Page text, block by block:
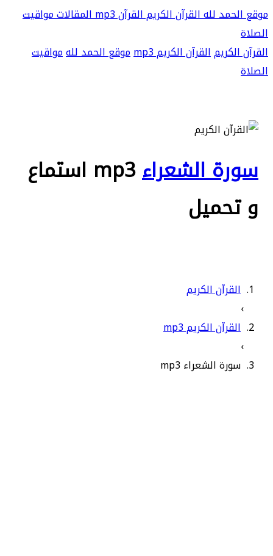
موقع الحمد للهالقرآن الكريمالقرآن mp3 المقالاتمواقيت
الصلاة
القرآن الكريمالقرآن الكريم mp3 موقع الحمد للهمواقيت
الصلاة
سورة الشعراء
mp3 استماع
و تحميل
القرآن الكريم
›
القرآن الكريم mp3
›
سورة الشعراء mp3